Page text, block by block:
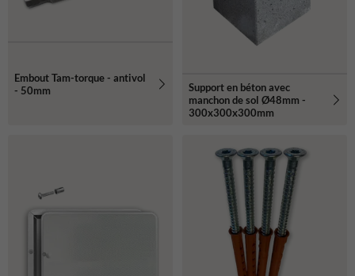
Embout Tam-torque - antivol
- 50mm
Support en béton avec
manchon de sol Ø48mm -
300x300x300mm